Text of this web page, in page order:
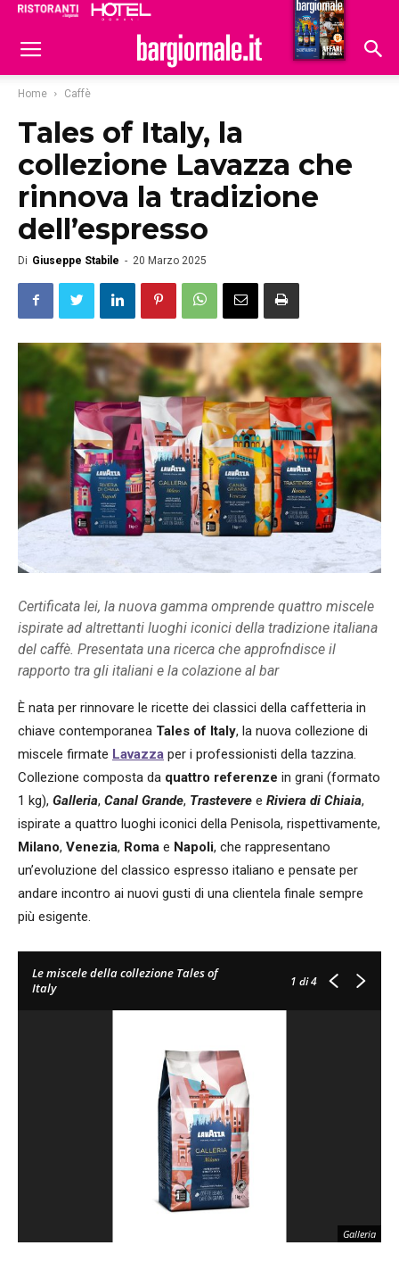
Hoteldomani
Home Caffè
Tales of Italy, la
collezione Lavazza che
rinnova la tradizione
dell’espresso
Di Giuseppe Stabile - 20 Marzo 2025
Certificata Iei, la nuova gamma omprende quattro miscele
ispirate ad altrettanti luoghi iconici della tradizione italiana
del caffè. Presentata una ricerca che approfndisce il
rapporto tra gli italiani e la colazione al bar
È nata per rinnovare le ricette dei classici della caffetteria in
chiave contemporanea Tales of Italy, la nuova collezione di
miscele firmate Lavazza per i professionisti della tazzina.
Collezione composta da quattro referenze in grani (formato
1 kg), Galleria, Canal Grande, Trastevere e Riviera di Chiaia,
ispirate a quattro luoghi iconici della Penisola, rispettivamente,
Milano, Venezia, Roma e Napoli, che rappresentano
un’evoluzione del classico espresso italiano e pensate per
andare incontro ai nuovi gusti di una clientela finale sempre
più esigente.
Le miscele della collezione Tales of
Italy
1 di 4
Galleria